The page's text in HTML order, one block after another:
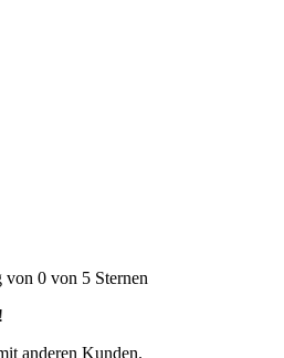
0 von 5 Sternen
anderen Kunden.